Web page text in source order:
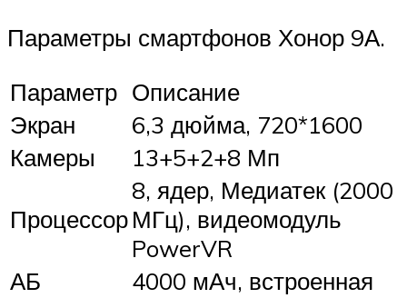
Параметры смартфонов Хонор 9А.
Параметр Описание
Экран
6,3 дюйма, 720*1600
Камеры
13+5+2+8 Мп
Процессор
8, ядер, Медиатек (2000
МГц), видеомодуль
PowerVR
АБ
4000 мАч, встроенная